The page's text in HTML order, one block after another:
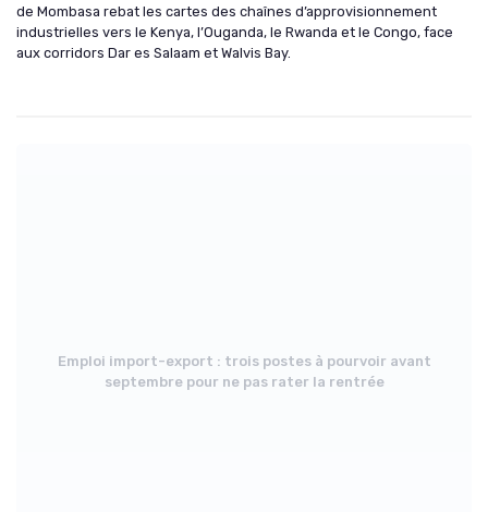
de Mombasa rebat les cartes des chaînes d’approvisionnement
industrielles vers le Kenya, l’Ouganda, le Rwanda et le Congo, face
aux corridors Dar es Salaam et Walvis Bay.
Emploi import-export : trois postes à pourvoir avant
septembre pour ne pas rater la rentrée